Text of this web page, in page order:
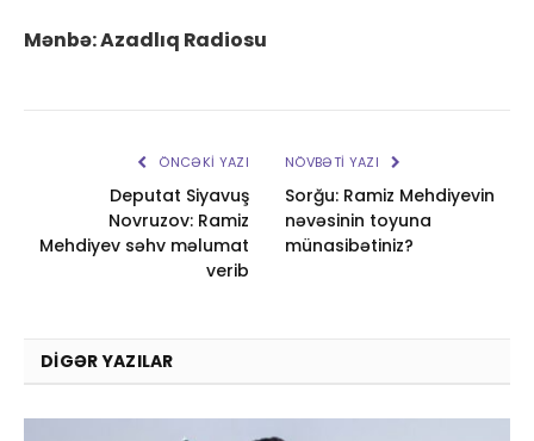
Mənbə: Azadlıq Radiosu
ÖNCƏKI YAZI
Deputat Siyavuş
Novruzov: Ramiz
Mehdiyev səhv məlumat
verib
NÖVBƏTI YAZI
Sorğu: Ramiz Mehdiyevin
nəvəsinin toyuna
münasibətiniz?
DIGƏR YAZILAR